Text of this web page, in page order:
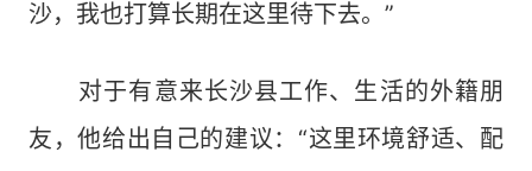
沙，我也打算长期在这里待下去。”
对于有意来长沙县工作、生活的外籍朋
友，他给出自己的建议：“这里环境舒适、配